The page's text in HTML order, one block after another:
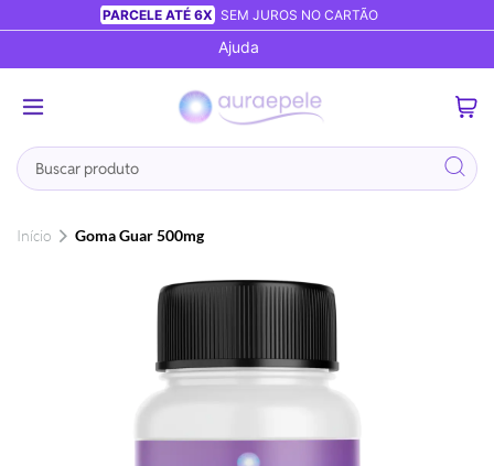
PARCELE ATÉ 6X SEM JUROS NO CARTÃO
Ajuda
Busca
Início Goma Guar 500mg